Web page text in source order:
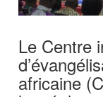
Le Centre
africaine